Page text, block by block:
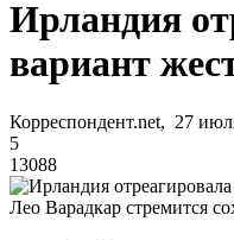
Ирландия
вариант
Корреспондент.net, 27
5
13088
Лео Варадкар стремится